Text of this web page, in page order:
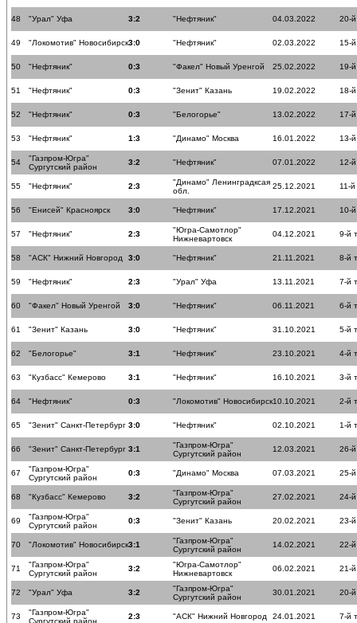
48 "Урал" Уфа 3:2 "Нефтяник" 04.03.2022 20-й
49 "Локомотив" Новосибирск3:0 "Нефтяник" 02.03.2022 15-
50 "Нефтяник" 0:3 "Факел" Новый Уренгой 25.02.2022 19-
51 "Нефтяник" 0:3 "Зенит" Казань 19.02.2022 18-
52 "Нефтяник" 0:3 "Белогорье" 13.02.2022 17-
53 "Нефтяник" 1:3 "Динамо" Москва 16.01.2022 13-
54
"Газпром-Югра"
Сургутский район
3:2 "Нефтяник" 07.01.2022 12-
55 "Нефтяник" 2:3
"Динамо" Ленинградксая
обл.
25.12.2021 11-й
56 "Енисей" Красноярск 3:0 "Нефтяник" 17.12.2021 10-
57 "Нефтяник" 2:3
"Югра-Самотлор"
Нижневартовск
04.12.2021 9-й
58 "АСК" Нижний Новгород 3:0 "Нефтяник" 21.11.2021 8-й
59 "Нефтяник" 2:3 "Урал" Уфа 13.11.2021 7-й
60 "Факел" Новый Уренгой 3:0 "Нефтяник" 06.11.2021 6-й
61 "Зенит" Казань 3:0 "Нефтяник" 31.10.2021 5-й
62 "Белогорье" 3:1 "Нефтяник" 23.10.2021 4-й
63 "Кузбасс" Кемерово 3:1 "Нефтяник" 16.10.2021 3-й
64 "Нефтяник" 0:3 "Локомотив" Новосибирск10.10.2021 2-й
65 "Зенит" Санкт-Петербург 3:0 "Нефтяник" 02.10.2021 1-й
66 "Зенит" Санкт-Петербург 3:1
"Газпром-Югра"
Сургутский район
12.03.2021 26-й
67
"Газпром-Югра"
Сургутский район
0:3 "Динамо" Москва 07.03.2021 25-й
68 "Кузбасс" Кемерово 3:2
"Газпром-Югра"
Сургутский район
27.02.2021 24-й
69
"Газпром-Югра"
Сургутский район
0:3 "Зенит" Казань 20.02.2021 23-й
70 "Локомотив" Новосибирск3:1
"Газпром-Югра"
Сургутский район
14.02.2021 22-й
71
"Газпром-Югра"
Сургутский район
3:2
"Югра-Самотлор"
Нижневартовск
06.02.2021 21-й
72 "Урал" Уфа 3:2
"Газпром-Югра"
Сургутский район
30.01.2021 20-й
73
"Газпром-Югра"
Сургутский район
2:3 "АСК" Нижний Новгород 24.01.2021 7-й